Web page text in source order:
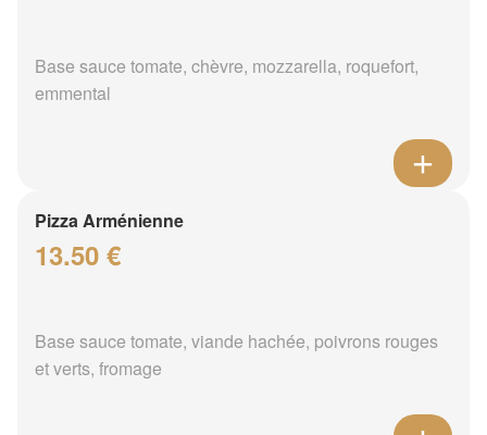
Base sauce tomate, chèvre, mozzarella, roquefort,
emmental
Pizza Arménienne
13.50 €
Base sauce tomate, viande hachée, poivrons rouges
et verts, fromage